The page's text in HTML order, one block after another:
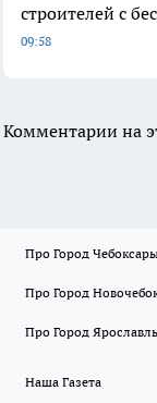
строителей с
09:58
Комментарии на
Про Город
Про Город
Про Город Ярославль
Наша Газета